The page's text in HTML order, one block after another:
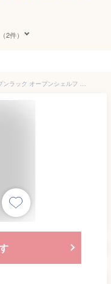
2件）
シェルフ 6段 完成品 送料無料 無垢材 オープンラック オープンシェルフ 収納棚 ウッドラック 収納ラック 間仕切り おしゃれ ヴィンテージ ビンテージ アンティーク 古材